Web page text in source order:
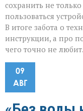
сохранить не
пользоваться
В итоге забота о
инструкции, а про
чего точно не любит.
09
АВГ